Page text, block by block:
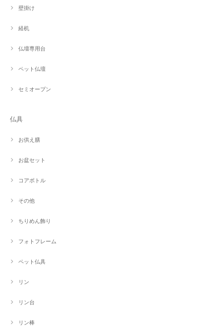
壁掛け
経机
仏壇専用台
ペット仏壇
セミオープン
仏具
お供え膳
お盆セット
コアボトル
その他
ちりめん飾り
フォトフレーム
ペット仏具
リン
リン台
リン棒